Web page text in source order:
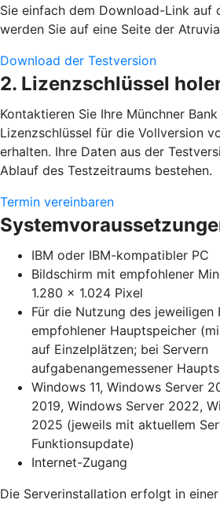
Sie einfach dem Download-Link auf
werden Sie auf eine Seite der
Download der Testversion
2. Lizenzschlüssel
Kontaktieren Sie Ihre Münchner
Lizenzschlüssel für die Vollversion
erhalten. Ihre Daten aus der
Ablauf des Testzeitraums bestehen.
Termin vereinbaren
IBM oder IBM-kompatibler PC
Bildschirm mit empfohlener
1.280 x 1.024 Pixel
Für die Nutzung des jeweiligen
empfohlener Hauptspeicher
auf Einzelplätzen; bei Servern
aufgabenangemessener
Windows 11, Windows Server
2019, Windows Server 2022,
2025 (jeweils mit aktuellem
Funktionsupdate)
Internet-Zugang
Die Serverinstallation erfolgt in